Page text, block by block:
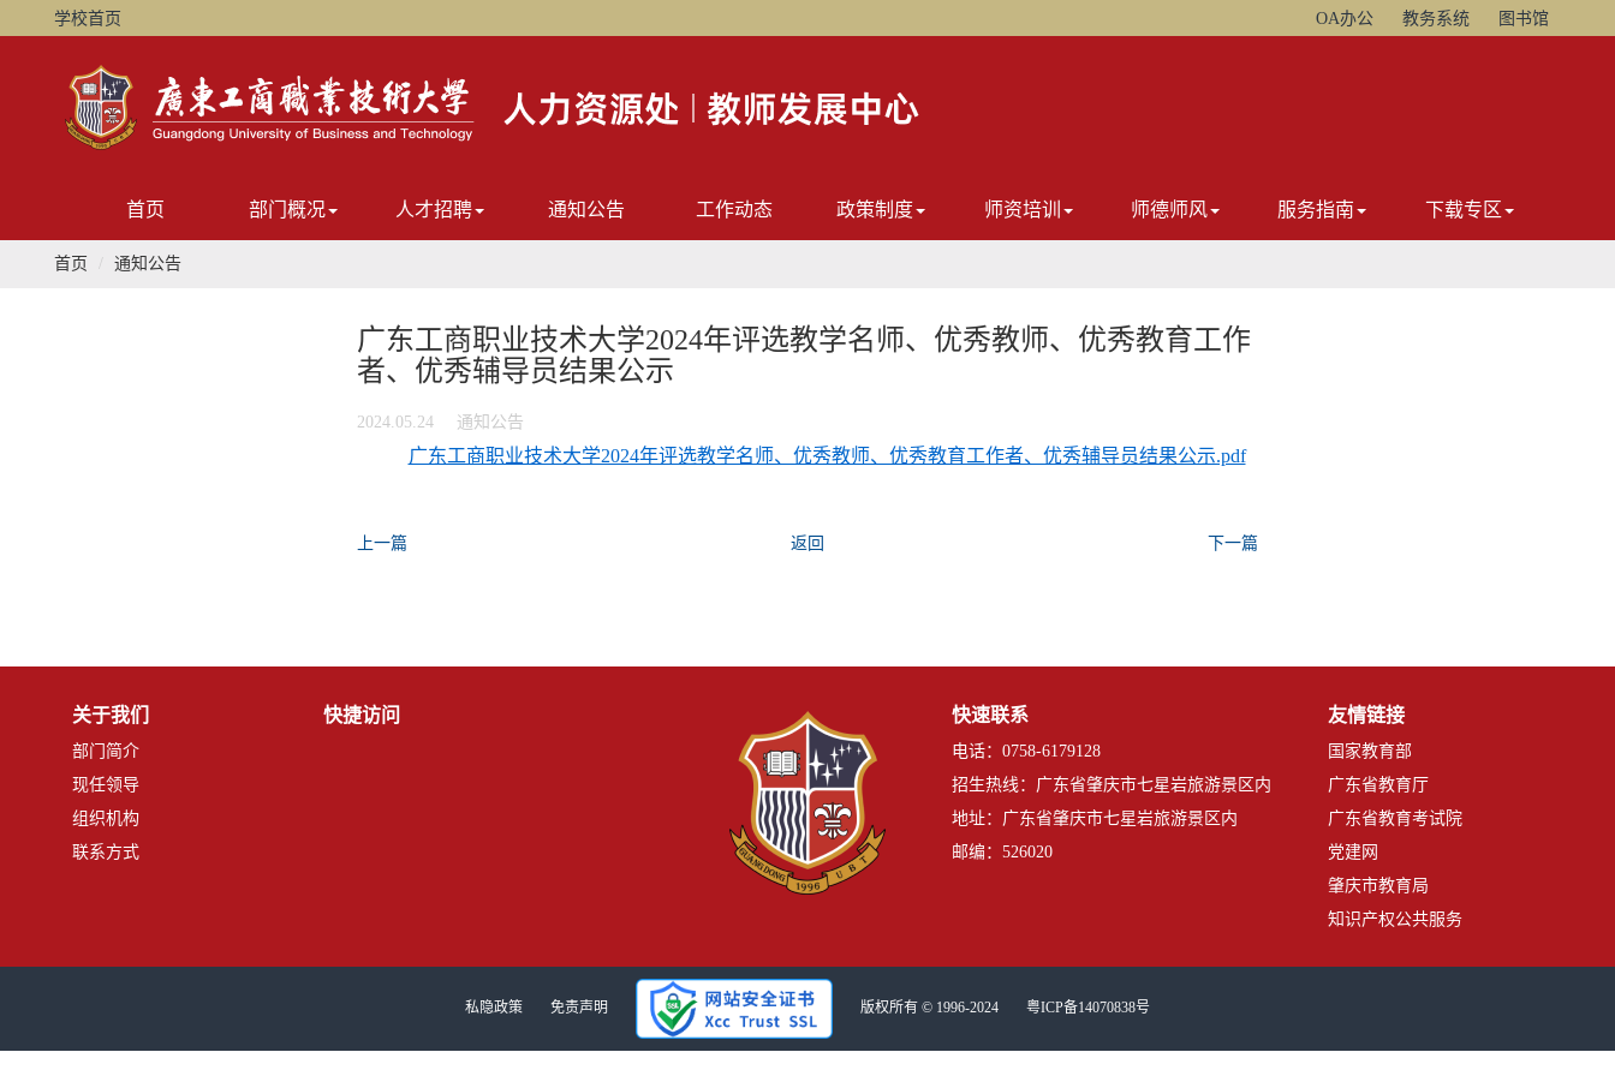
学校首页 OA办公 教务系统 图书馆
首页 部门概况 人才招聘 通知公告 工作动态 政策制度 师资培训 师德师风 服务指南 下载专区
首页 通知公告
广东工商职业技术大学2024年评选教学名师、优秀教师、优秀教育工作
者、优秀辅导员结果公示
2024.05.24 通知公告
广东工商职业技术大学2024年评选教学名师、优秀教师、优秀教育工作者、优秀辅导员结果公示.pdf
上一篇 返回 下一篇
关于我们
部门简介
现任领导
组织机构
联系方式
快捷访问 快速联系
电话：0758-6179128
招生热线：广东省肇庆市七星岩旅游景区内
地址：广东省肇庆市七星岩旅游景区内
邮编：526020
友情链接
国家教育部
广东省教育厅
广东省教育考试院
党建网
肇庆市教育局
知识产权公共服务
私隐政策 免责声明 版权所有 © 1996-2024 粤ICP备14070838号